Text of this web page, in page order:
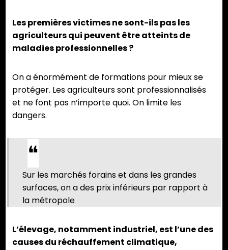
Les premières victimes ne sont-ils pas les
agriculteurs qui peuvent être atteints de
maladies professionnelles ?
On a énormément de formations pour mieux se
protéger. Les agriculteurs sont professionnalisés
et ne font pas n’importe quoi. On limite les
dangers.
Sur les marchés forains et dans les grandes
surfaces, on a des prix inférieurs par rapport à
la métropole
L’élevage, notamment industriel, est l’une des
causes du réchauffement climatique,